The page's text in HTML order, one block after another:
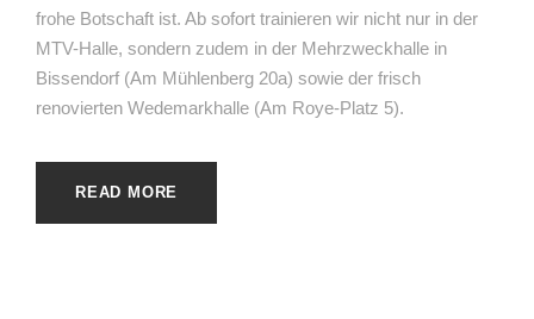
frohe Botschaft ist. Ab sofort trainieren wir nicht nur in der
MTV-Halle, sondern zudem in der Mehrzweckhalle in
Bissendorf (Am Mühlenberg 20a) sowie der frisch
renovierten Wedemarkhalle (Am Roye-Platz 5).
READ MORE